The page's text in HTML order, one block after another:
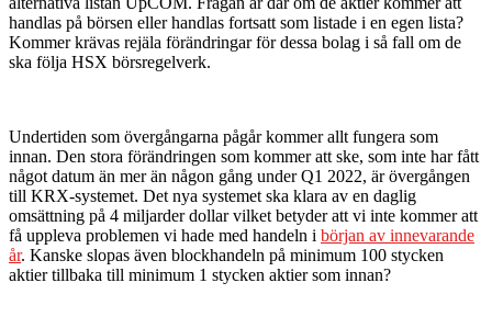
handlas på börsen eller handlas fortsatt som listade i en egen lista?
Kommer krävas rejäla förändringar för dessa bolag i så fall om de
ska följa HSX börsregelverk.
Undertiden som övergångarna pågår kommer allt fungera som
innan. Den stora förändringen som kommer att ske, som inte har fått
något datum än mer än någon gång under Q1 2022, är övergången
till KRX-systemet. Det nya systemet ska klara av en daglig
omsättning på 4 miljarder dollar vilket betyder att vi inte kommer att
få uppleva problemen vi hade med handeln i början av innevarande
år. Kanske slopas även blockhandeln på minimum 100 stycken
aktier tillbaka till minimum 1 stycken aktier som innan?